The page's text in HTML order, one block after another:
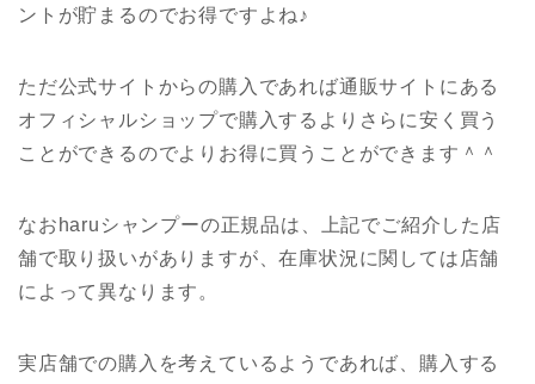
ントが貯まるのでお得ですよね♪
ただ公式サイトからの購入であれば通販サイトにある
オフィシャルショップで購入するよりさらに安く買う
ことができるのでよりお得に買うことができます＾＾
なおharuシャンプーの正規品は、上記でご紹介した店
舗で取り扱いがありますが、在庫状況に関しては店舗
によって異なります。
実店舗での購入を考えているようであれば、購入する